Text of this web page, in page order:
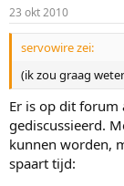
23 okt 2010
servowire zei:
(ik zou graag
Er is op dit forum
gediscussieerd.
kunnen worden,
spaart tijd: